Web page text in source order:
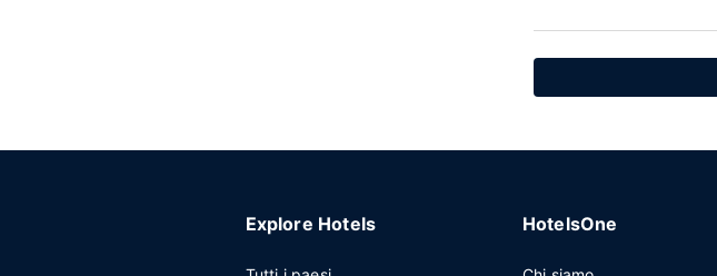
Explore Hotels HotelsOne